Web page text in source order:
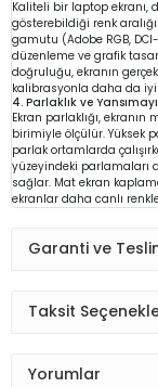
Kaliteli bir laptop ekranı,
gösterebildiği renk
gamutu (Adobe RGB,
düzenleme ve grafik
doğruluğu, ekranın
kalibrasyonla daha da
4. Parlaklık ve
Ekran parlaklığı, ekranın
birimiyle ölçülür. Yüksek
parlak ortamlarda
yüzeyindeki parlamaları
sağlar. Mat ekran
ekranlar daha canlı
Garanti ve
Taksit
Yorumlar